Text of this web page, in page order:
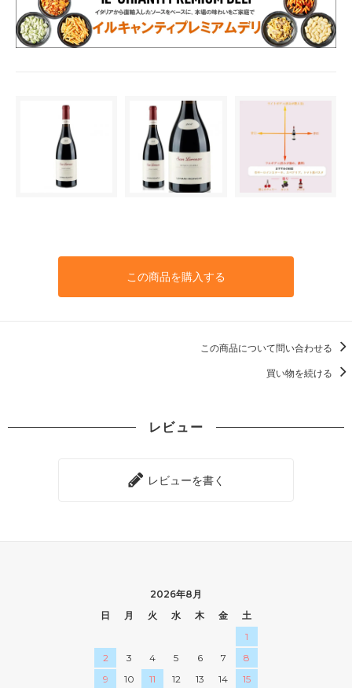
この商品を購入する
この商品について問い合わせる
買い物を続ける
レビュー
レビューを書く
2026年8月
日
月 火 水 木 金
土
1
2
3 4 5 6 7
8
9
10 11 12 13 14
15